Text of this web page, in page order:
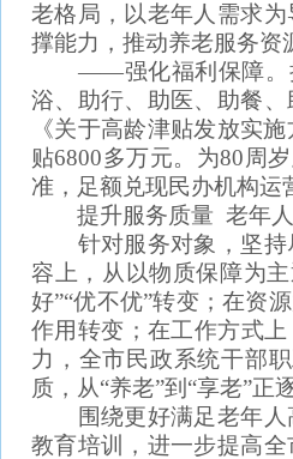
老格局，以老年人需求
撑能力，推动养老服务资
——强化福利保障。持
浴、助行、助医、助餐
《关于高龄津贴发放实
贴6800多万元。为80周
准，足额兑现民办机构运
提升服务质量 老年人
针对服务对象，坚持
容上，从以物质保障为
好”“优不优”转变；在资
作用转变；在工作方式
力，全市民政系统干部
质，从“养老”到“享老”正
围绕更好满足老年人
教育培训，进一步提高